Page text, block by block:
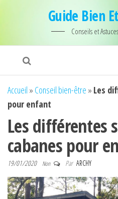
Guide Bien
Conseils et
Accueil » Conseil bien-être » Les
pour enfant
Les différentes
cabanes pour
19/01/2020 Non Par ARCHY